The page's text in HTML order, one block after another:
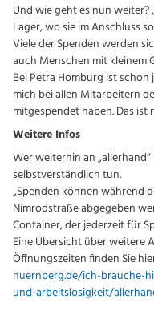
Und wie geht es nun weiter?
Lager, wo sie im Anschluss
Viele der Spenden werden
auch Menschen mit kleinem
Bei Petra Homburg ist
mich bei allen Mitarbeitern
mitgespendet haben. Das
Weitere Infos
Wer weiterhin an
selbstverständlich tun.
„Spenden können während
Nimrodstraße abgegeben
Container, der jederzeit für
Eine Übersicht über weitere
Öffnungszeiten finden Sie
nuernberg.de/ich-
und-arbeitslosigkeit/